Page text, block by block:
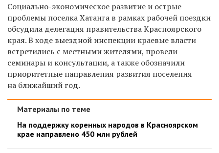
Социально-экономическое развитие и острые
проблемы поселка Хатанга в рамках рабочей поездки
обсудила делегация правительства Красноярского
края. В ходе выездной инспекции краевые власти
встретились с местными жителями, провели
семинары и консультации, а также обозначили
приоритетные направления развития поселения
на ближайший год.
Материалы по теме
На поддержку коренных народов в Красноярском
крае направлено 450 млн рублей